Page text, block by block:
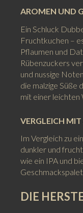
AROMEN UND
Ein Schluck
Fruchtkuchen –
Pflaumen und
Rübenzuckers
und nussige
die malzige Süße
mit einer leichten
VERGLEICH
Im Vergleich zu
dunkler und
wie ein IPA und
DIE